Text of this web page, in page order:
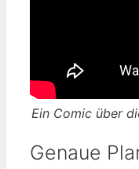
Ein Comic über
Genaue